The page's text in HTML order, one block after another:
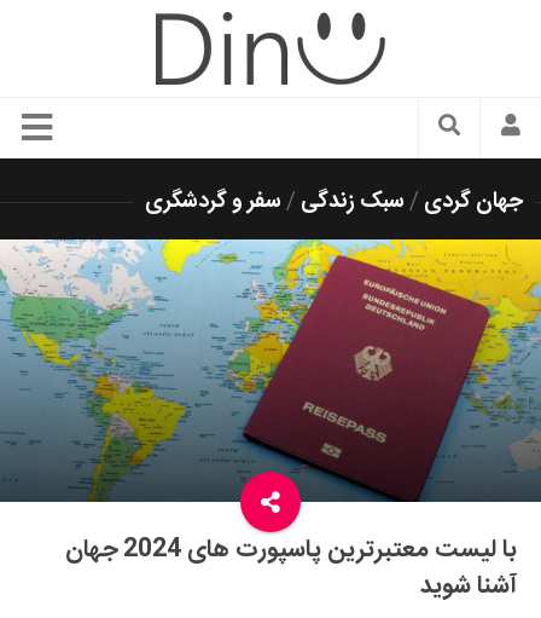
سبک زندگی
زیبایی و آرایش
شیک پوشی
دکوراسیون و چیدمان
غذا
رستوران گردی
سفر و گردشگری
ایران گردی
جهان گردی
جهان گردی /سبک زندگی /سفر و گردشگری
با لیست معتبرترین پاسپورت‌ های 2024 جهان
آشنا شوید